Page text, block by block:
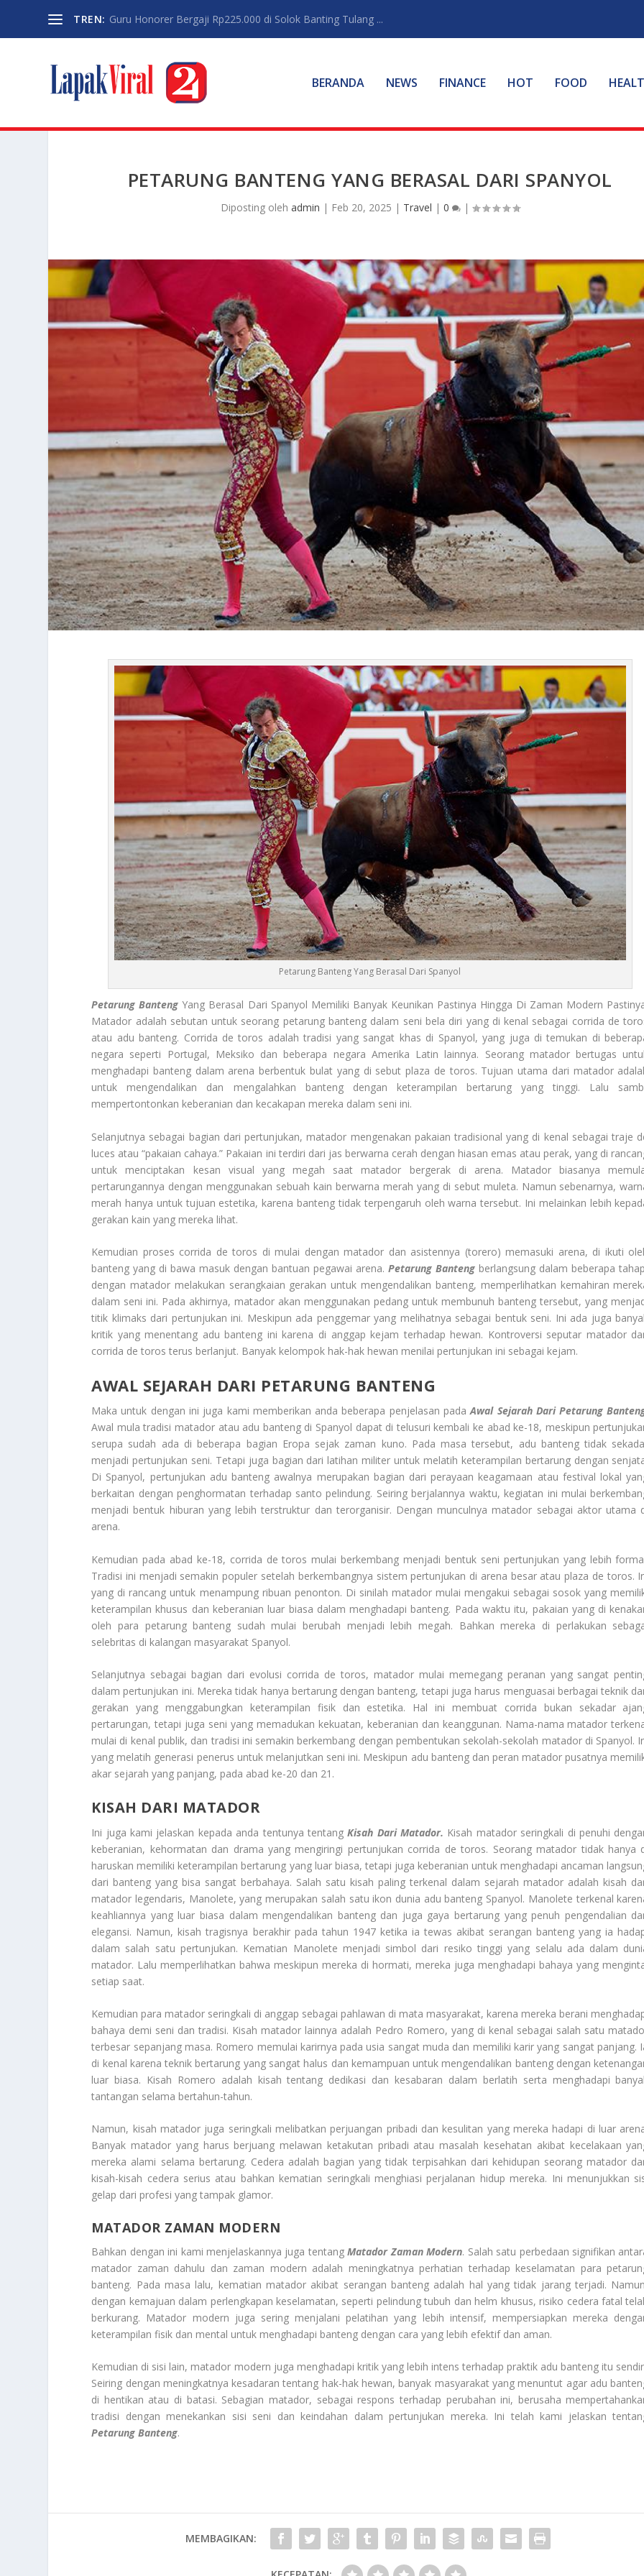
TREN: Guru Honorer Bergaji Rp225.000 di Solok Banting Tulang ...
BERANDA NEWS FINANCE HOT FOOD
PETARUNG BANTENG YANG BERASAL DARI SPANYOL
Diposting oleh admin | Feb 20, 2025 | Travel | 0 |
Petarung Banteng Yang Berasal Dari Spanyol
Petarung Banteng Yang Berasal Dari Spanyol Memiliki Banyak Keunikan Pastinya Hingga Di Zaman Modern
Matador adalah sebutan untuk seorang petarung banteng dalam seni bela diri yang di kenal sebagai corrida de
atau adu banteng. Corrida de toros adalah tradisi yang sangat khas di Spanyol, yang juga di temukan di
negara seperti Portugal, Meksiko dan beberapa negara Amerika Latin lainnya. Seorang matador bertugas
menghadapi banteng dalam arena berbentuk bulat yang di sebut plaza de toros. Tujuan utama dari matador
untuk mengendalikan dan mengalahkan banteng dengan keterampilan bertarung yang tinggi. Lalu
mempertontonkan keberanian dan kecakapan mereka dalam seni ini.
Selanjutnya sebagai bagian dari pertunjukan, matador mengenakan pakaian tradisional yang di kenal sebagai traje
luces atau “pakaian cahaya.” Pakaian ini terdiri dari jas berwarna cerah dengan hiasan emas atau perak, yang di
untuk menciptakan kesan visual yang megah saat matador bergerak di arena. Matador biasanya
pertarungannya dengan menggunakan sebuah kain berwarna merah yang di sebut muleta. Namun sebenarnya,
merah hanya untuk tujuan estetika, karena banteng tidak terpengaruh oleh warna tersebut. Ini melainkan lebih
gerakan kain yang mereka lihat.
Kemudian proses corrida de toros di mulai dengan matador dan asistennya (torero) memasuki arena, di ikuti
banteng yang di bawa masuk dengan bantuan pegawai arena.Petarung Banteng berlangsung dalam beberapa
dengan matador melakukan serangkaian gerakan untuk mengendalikan banteng, memperlihatkan kemahiran
dalam seni ini. Pada akhirnya, matador akan menggunakan pedang untuk membunuh banteng tersebut, yang
titik klimaks dari pertunjukan ini. Meskipun ada penggemar yang melihatnya sebagai bentuk seni. Ini ada juga
kritik yang menentang adu banteng ini karena di anggap kejam terhadap hewan. Kontroversi seputar matador
corrida de toros terus berlanjut. Banyak kelompok hak-hak hewan menilai pertunjukan ini sebagai kejam.
AWAL SEJARAH DARI PETARUNG BANTENG
Maka untuk dengan ini juga kami memberikan anda beberapa penjelasan padaAwal Sejarah Dari Petarung
Awal mula tradisi matador atau adu banteng di Spanyol dapat di telusuri kembali ke abad ke-18, meskipun
serupa sudah ada di beberapa bagian Eropa sejak zaman kuno. Pada masa tersebut, adu banteng tidak
menjadi pertunjukan seni. Tetapi juga bagian dari latihan militer untuk melatih keterampilan bertarung dengan
Di Spanyol, pertunjukan adu banteng awalnya merupakan bagian dari perayaan keagamaan atau festival lokal
berkaitan dengan penghormatan terhadap santo pelindung. Seiring berjalannya waktu, kegiatan ini mulai
menjadi bentuk hiburan yang lebih terstruktur dan terorganisir. Dengan munculnya matador sebagai aktor utama
arena.
Kemudian pada abad ke-18, corrida de toros mulai berkembang menjadi bentuk seni pertunjukan yang lebih
Tradisi ini menjadi semakin populer setelah berkembangnya sistem pertunjukan di arena besar atau plaza de toros.
yang di rancang untuk menampung ribuan penonton. Di sinilah matador mulai mengakui sebagai sosok yang
keterampilan khusus dan keberanian luar biasa dalam menghadapi banteng. Pada waktu itu, pakaian yang di
oleh para petarung banteng sudah mulai berubah menjadi lebih megah. Bahkan mereka di perlakukan
selebritas di kalangan masyarakat Spanyol.
Selanjutnya sebagai bagian dari evolusi corrida de toros, matador mulai memegang peranan yang sangat
dalam pertunjukan ini. Mereka tidak hanya bertarung dengan banteng, tetapi juga harus menguasai berbagai teknik
gerakan yang menggabungkan keterampilan fisik dan estetika. Hal ini membuat corrida bukan sekadar
pertarungan, tetapi juga seni yang memadukan kekuatan, keberanian dan keanggunan. Nama-nama matador
mulai di kenal publik, dan tradisi ini semakin berkembang dengan pembentukan sekolah-sekolah matador di Spanyol.
yang melatih generasi penerus untuk melanjutkan seni ini. Meskipun adu banteng dan peran matador pusatnya
akar sejarah yang panjang, pada abad ke-20 dan 21.
KISAH DARI MATADOR
Ini juga kami jelaskan kepada anda tentunya tentangKisah Dari Matador. Kisah matador seringkali di penuhi
keberanian, kehormatan dan drama yang mengiringi pertunjukan corrida de toros. Seorang matador tidak hanya
haruskan memiliki keterampilan bertarung yang luar biasa, tetapi juga keberanian untuk menghadapi ancaman
dari banteng yang bisa sangat berbahaya. Salah satu kisah paling terkenal dalam sejarah matador adalah kisah
matador legendaris, Manolete, yang merupakan salah satu ikon dunia adu banteng Spanyol. Manolete terkenal
keahliannya yang luar biasa dalam mengendalikan banteng dan juga gaya bertarung yang penuh pengendalian
elegansi. Namun, kisah tragisnya berakhir pada tahun 1947 ketika ia tewas akibat serangan banteng yang ia
dalam salah satu pertunjukan. Kematian Manolete menjadi simbol dari resiko tinggi yang selalu ada dalam
matador. Lalu memperlihatkan bahwa meskipun mereka di hormati, mereka juga menghadapi bahaya yang
setiap saat.
Kemudian para matador seringkali di anggap sebagai pahlawan di mata masyarakat, karena mereka berani
bahaya demi seni dan tradisi. Kisah matador lainnya adalah Pedro Romero, yang di kenal sebagai salah satu
terbesar sepanjang masa. Romero memulai karirnya pada usia sangat muda dan memiliki karir yang sangat panjang.
di kenal karena teknik bertarung yang sangat halus dan kemampuan untuk mengendalikan banteng dengan
luar biasa. Kisah Romero adalah kisah tentang dedikasi dan kesabaran dalam berlatih serta menghadapi
tantangan selama bertahun-tahun.
Namun, kisah matador juga seringkali melibatkan perjuangan pribadi dan kesulitan yang mereka hadapi di luar
Banyak matador yang harus berjuang melawan ketakutan pribadi atau masalah kesehatan akibat kecelakaan
mereka alami selama bertarung. Cedera adalah bagian yang tidak terpisahkan dari kehidupan seorang matador
kisah-kisah cedera serius atau bahkan kematian seringkali menghiasi perjalanan hidup mereka. Ini menunjukkan
gelap dari profesi yang tampak glamor.
MATADOR ZAMAN MODERN
Bahkan dengan ini kami menjelaskannya juga tentangMatador Zaman Modern. Salah satu perbedaan signifikan
matador zaman dahulu dan zaman modern adalah meningkatnya perhatian terhadap keselamatan para
banteng. Pada masa lalu, kematian matador akibat serangan banteng adalah hal yang tidak jarang terjadi.
dengan kemajuan dalam perlengkapan keselamatan, seperti pelindung tubuh dan helm khusus, risiko cedera fatal
berkurang. Matador modern juga sering menjalani pelatihan yang lebih intensif, mempersiapkan mereka
keterampilan fisik dan mental untuk menghadapi banteng dengan cara yang lebih efektif dan aman.
Kemudian di sisi lain, matador modern juga menghadapi kritik yang lebih intens terhadap praktik adu banteng itu
Seiring dengan meningkatnya kesadaran tentang hak-hak hewan, banyak masyarakat yang menuntut agar adu
di hentikan atau di batasi. Sebagian matador, sebagai respons terhadap perubahan ini, berusaha
tradisi dengan menekankan sisi seni dan keindahan dalam pertunjukan mereka. Ini telah kami jelaskan
Petarung Banteng.
MEMBAGIKAN: